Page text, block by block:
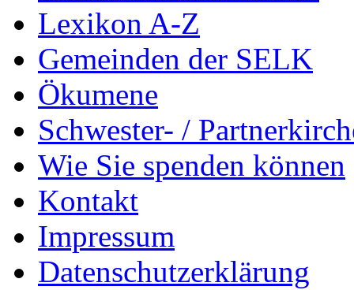
Lexikon A-Z
Gemeinden der SELK
Ökumene
Schwester- /
Wie Sie spenden können
Kontakt
Impressum
Datenschutzerklärung